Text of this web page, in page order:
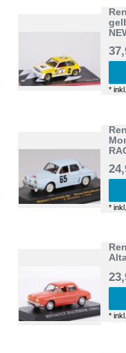
*
*
*